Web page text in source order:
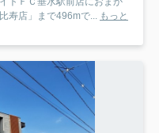
寿店」まで496mで...
もっと